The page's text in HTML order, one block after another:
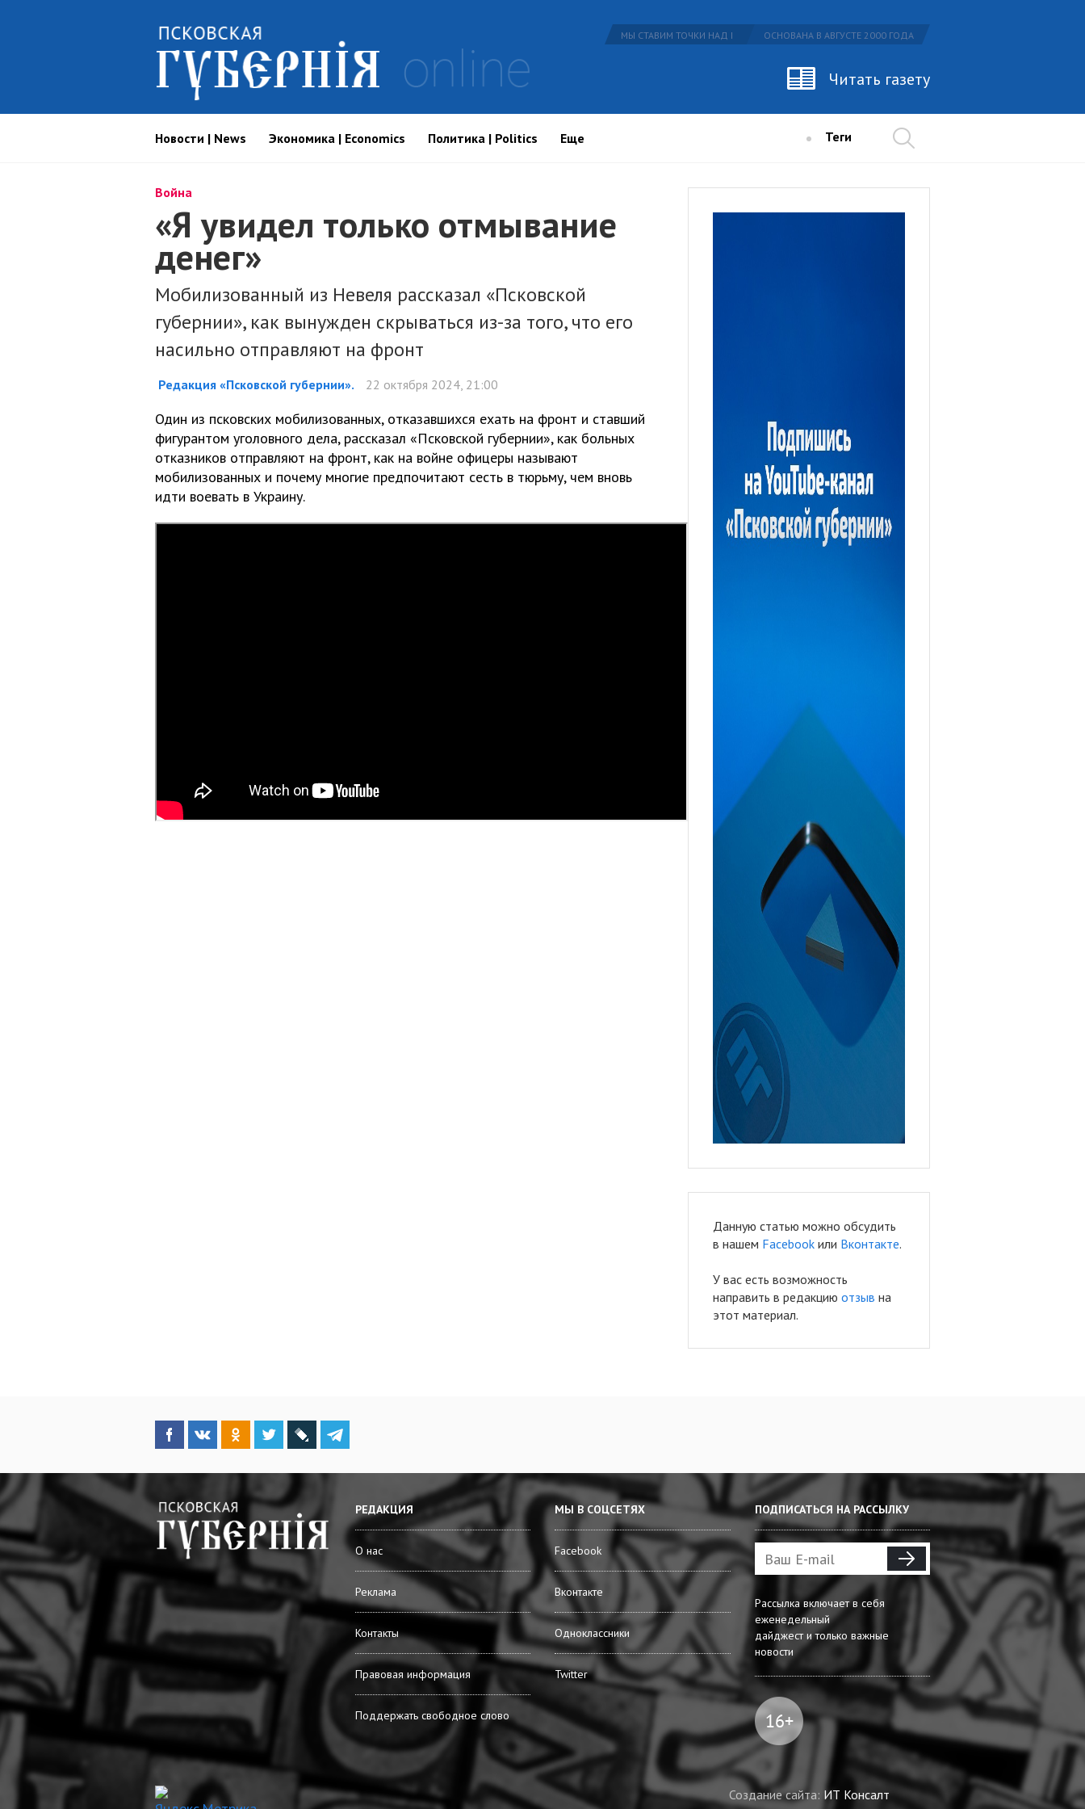
МЫ СТАВИМ ТОЧКИ НАД I ОСНОВАНА В АВГУСТЕ 2000 ГОДА
Читать газету
Новости | News Экономика | Economics Политика | Politics Еще Теги
Война
«Я увидел только отмывание
денег»
Мобилизованный из Невеля рассказал «Псковской
губернии», как вынужден скрываться из-за того, что его
насильно отправляют на фронт
Редакция «Псковской губернии». 22 октября 2024, 21:00
Один из псковских мобилизованных, отказавшихся ехать на фронт и ставший
фигурантом уголовного дела, рассказал «Псковской губернии», как больных
отказников отправляют на фронт, как на войне офицеры называют
мобилизованных и почему многие предпочитают сесть в тюрьму, чем вновь
идти воевать в Украину.
Данную статью можно обсудить
в нашем Facebook или Вконтакте.
У вас есть возможность
направить в редакцию отзыв на
этот материал.
РЕДАКЦИЯ
О нас
Реклама
Контакты
Правовая информация
Поддержать свободное слово
МЫ В СОЦСЕТЯХ
Facebook
Вконтакте
Одноклассники
Twitter
ПОДПИСАТЬСЯ НА РАССЫЛКУ
Рассылка включает в себя
еженедельный
дайджест и только важные
новости
Создание сайта: ИТ Консалт